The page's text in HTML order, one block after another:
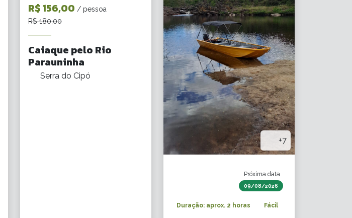
R$ 156,00 / pessoa
R$ 180,00
Caiaque pelo Rio
Parauninha
Serra do Cipó
+7
Próxima data
09/08/2026
Duração: aprox. 2 horas Fácil